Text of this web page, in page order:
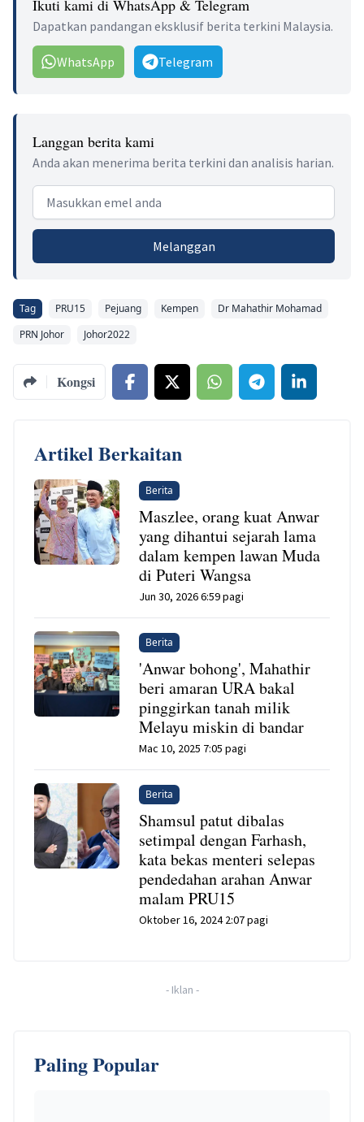
Ikuti kami di WhatsApp & Telegram
Dapatkan pandangan eksklusif berita terkini Malaysia.
WhatsApp Telegram
Langgan berita kami
Anda akan menerima berita terkini dan analisis harian.
Email address
Melanggan
Tag PRU15 Pejuang Kempen
Dr Mahathir Mohamad
PRN Johor
Johor2022
Kongsi
Artikel Berkaitan
Berita
Maszlee, orang kuat Anwar
yang dihantui sejarah lama
dalam kempen lawan Muda
di Puteri Wangsa
Jun 30, 2026 6:59 pagi
Berita
'Anwar bohong', Mahathir
beri amaran URA bakal
pinggirkan tanah milik
Melayu miskin di bandar
Mac 10, 2025 7:05 pagi
Berita
Shamsul patut dibalas
setimpal dengan Farhash,
kata bekas menteri selepas
pendedahan arahan Anwar
malam PRU15
Oktober 16, 2024 2:07 pagi
- Iklan -
Paling Popular